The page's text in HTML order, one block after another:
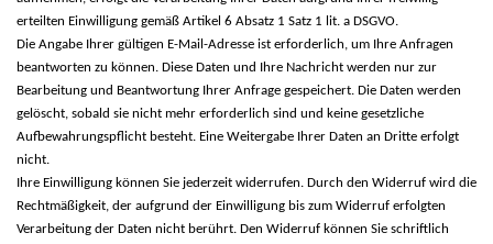
erteilten Einwilligung gemäß Artikel 6 Absatz 1 Satz 1 lit. a DSGVO.
Die Angabe Ihrer gültigen E-Mail-Adresse ist erforderlich, um Ihre Anfragen
beantworten zu können. Diese Daten und Ihre Nachricht werden nur zur
Bearbeitung und Beantwortung Ihrer Anfrage gespeichert. Die Daten werden
gelöscht, sobald sie nicht mehr erforderlich sind und keine gesetzliche
Aufbewahrungspflicht besteht. Eine Weitergabe Ihrer Daten an Dritte erfolgt
nicht.
Ihre Einwilligung können Sie jederzeit widerrufen. Durch den Widerruf wird die
Rechtmäßigkeit, der aufgrund der Einwilligung bis zum Widerruf erfolgten
Verarbeitung der Daten nicht berührt. Den Widerruf können Sie schriftlich